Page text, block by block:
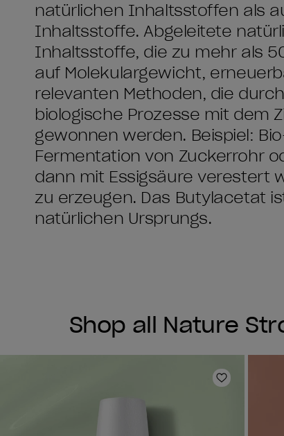
natürlichen Inhaltsstoffen als
Inhaltsstoffe. Abgeleitete
Inhaltsstoffe, die zu mehr als
auf Molekulargewicht,
relevanten Methoden, die
biologische Prozesse mit dem
gewonnen werden. Beispiel:
Fermentation von Zuckerrohr
dann mit Essigsäure verestert
zu erzeugen. Das Butylacetat
natürlichen Ursprungs.
Shop all Nature
Zur